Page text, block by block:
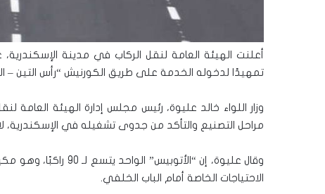
أعلنت الهيئة العامة لنقل الركاب في مدينة
تمهيدًا لدخوله الخدمة على طريق الكورنيش “رأس التين –
وزار اللواء خالد عليوة، رئيس مجلس إدارة الهيئة العامة
مراحل التصنيع والتأكد من جدوى تشغيله في الإسكندرية،
وقال عليوة، إن “الأتوبيس” الواحد يتسع لـ 90 راكبًا، وهو مكيف الهواء، ومزود بخاصية التتبع و”
الاحتياجات الخاصة أمام الباب الخلفي.